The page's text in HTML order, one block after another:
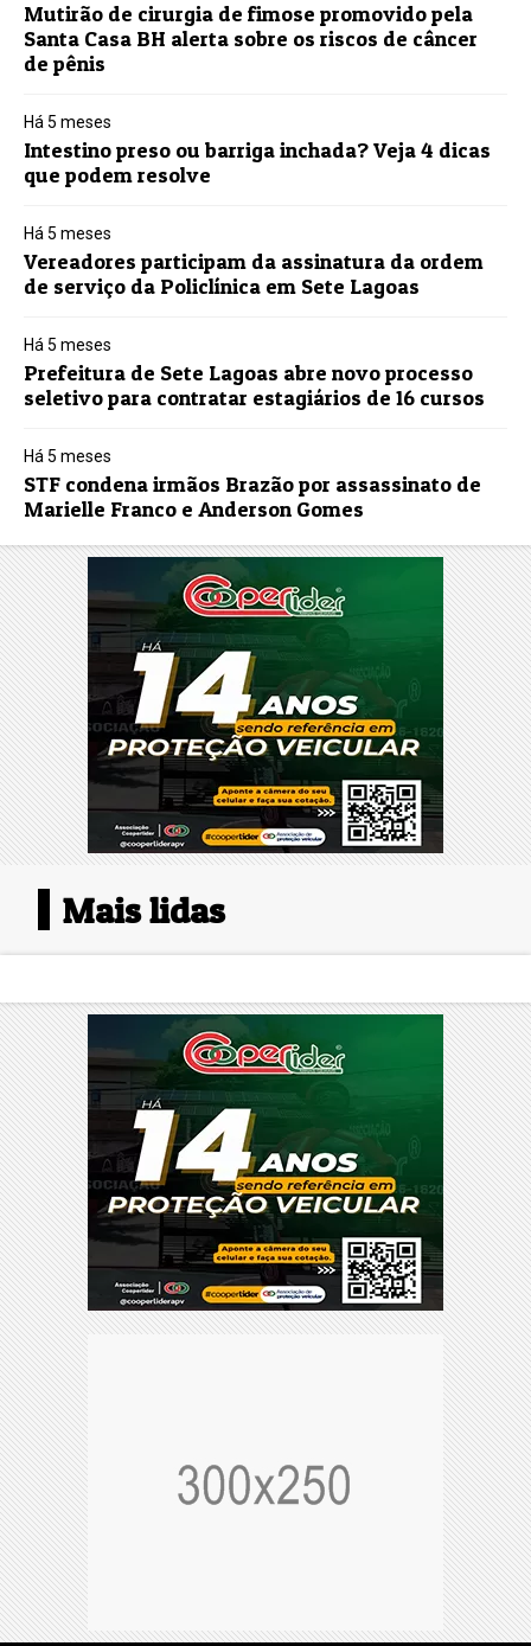
Mutirão de cirurgia de fimose promovido pela
Santa Casa BH alerta sobre os riscos de câncer
de pênis
Há 5 meses
Intestino preso ou barriga inchada? Veja 4 dicas
que podem resolve
Há 5 meses
Vereadores participam da assinatura da ordem
de serviço da Policlínica em Sete Lagoas
Há 5 meses
Prefeitura de Sete Lagoas abre novo processo
seletivo para contratar estagiários de 16 cursos
Há 5 meses
STF condena irmãos Brazão por assassinato de
Marielle Franco e Anderson Gomes
Mais lidas